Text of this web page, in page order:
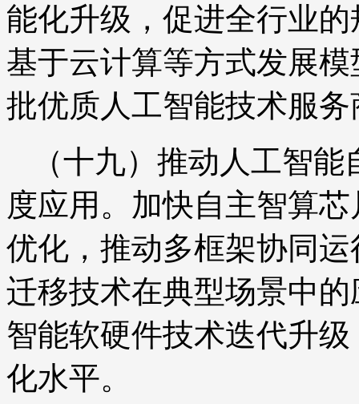
能化升级，促进全行业
基于云计算等方式发展
批优质人工智能技术服务
（十九）推动人工智
度应用。加快自主智算
优化，推动多框架协同
迁移技术在典型场景中
智能软硬件技术迭代升
化水平。